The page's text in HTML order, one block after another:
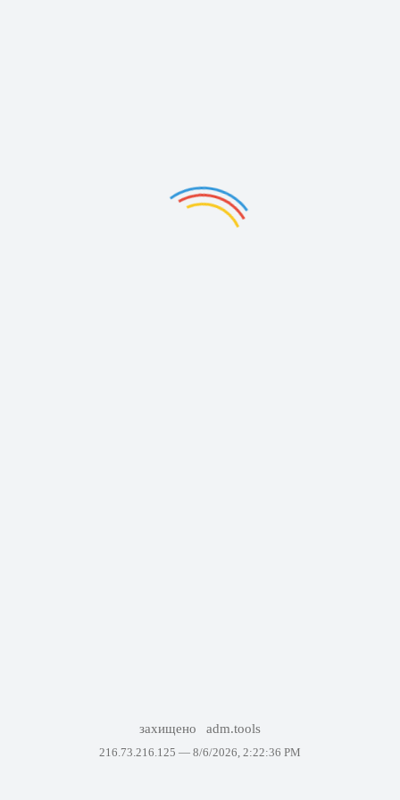
захищено adm.tools
216.73.216.125 — 8/6/2026, 2:22:36 PM